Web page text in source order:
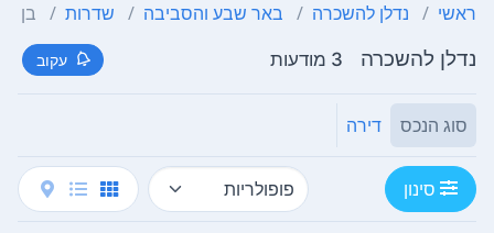
ראשי נדלן להשכרה באר שבע והסביבה שדרות בן
נדלן להשכרה 3 מודעות עקוב
סוג הנכס דירה
סינון